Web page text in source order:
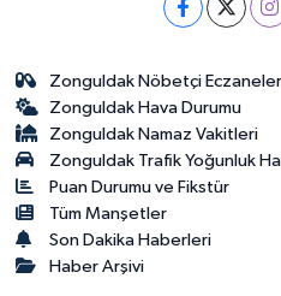
Zonguldak Nöbetçi Eczaneler
Zonguldak Hava Durumu
Zonguldak Namaz Vakitleri
Zonguldak Trafik Yoğunluk
Puan Durumu ve Fikstür
Tüm Manşetler
Son Dakika Haberleri
Haber Arşivi